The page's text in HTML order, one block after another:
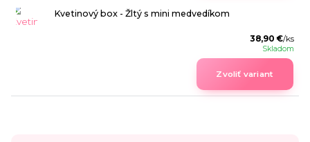
Kvetinový box - Žltý s mini medvedíkom
38,90 €/ks
Skladom
Zvoliť variant